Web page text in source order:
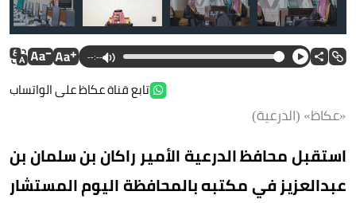
--:--
تابع قناة عكاظ على الواتساب
«عكاظ» (الدرعية)
استقبل محافظ الدرعية الأمير راكان بن سلمان بن
عبدالعزيز في مكتبه بالمحافظة اليوم المستشار